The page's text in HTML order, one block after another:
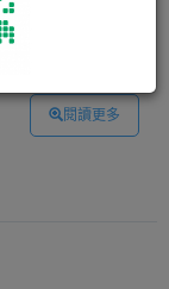
水，其成份
閱讀更多